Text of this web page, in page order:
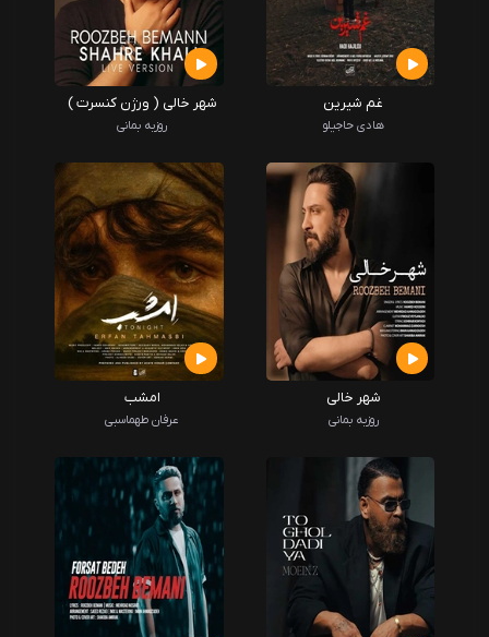
غم شیرین
هادی حاجیلو
شهر خالی ( ورژن کنسرت )
روزبه بمانی
شهر خالی
روزبه بمانی
امشب
عرفان طهماسبی